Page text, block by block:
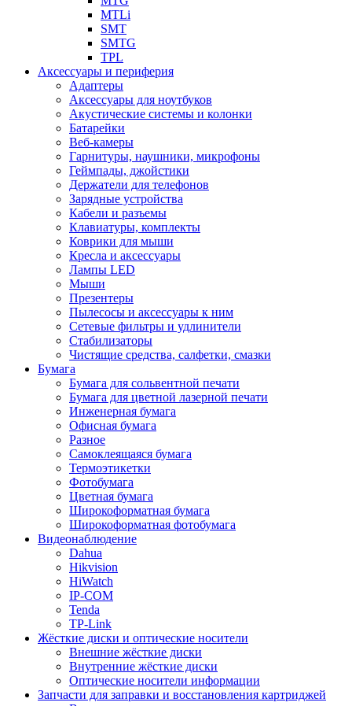
MTLi
SMT
SMTG
TPL
Аксессуары и периферия
Адаптеры
Аксессуары для ноутбуков
Акустические системы и колонки
Батарейки
Веб-камеры
Гарнитуры, наушники, микрофоны
Геймпады, джойстики
Держатели для телефонов
Зарядные устройства
Кабели и разъемы
Клавиатуры, комплекты
Коврики для мыши
Кресла и аксессуары
Лампы LED
Мыши
Презентеры
Пылесосы и аксессуары к ним
Сетевые фильтры и удлинители
Стабилизаторы
Чистящие средства, салфетки, смазки
Бумага
Бумага для сольвентной печати
Бумага для цветной лазерной печати
Инженерная бумага
Офисная бумага
Разное
Самоклеящаяся бумага
Термоэтикетки
Фотобумага
Цветная бумага
Широкоформатная бумага
Широкоформатная фотобумага
Видеонаблюдение
Dahua
Hikvision
HiWatch
IP-COM
Tenda
TP-Link
Жёсткие диски и оптические носители
Внешние жёсткие диски
Внутренние жёсткие диски
Оптические носители информации
Запчасти для заправки и восстановления картриджей